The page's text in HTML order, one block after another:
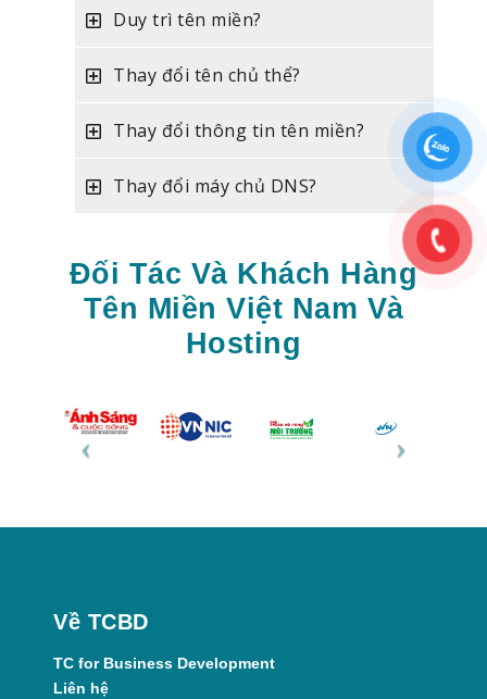
Duy trì tên miền?
Thay đổi tên chủ thể?
Thay đổi thông tin tên miền?
Thay đổi máy chủ DNS?
Đối Tác Và Khách Hàng
Tên Miền Việt Nam Và
Hosting
Về TCBD
TC for Business Development
Liên hệ